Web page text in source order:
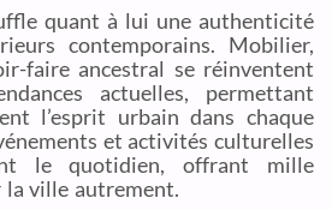
quant à lui une authenticité
contemporains. Mobilier,
faire ancestral se réinventent
actuelles, permettant
l’esprit urbain dans chaque
et activités culturelles
le quotidien, offrant mille
la ville autrement.